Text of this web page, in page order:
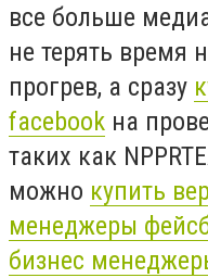
все больше
не терять время
прогрев, а сразу
facebook на
таких как
можно купить
менеджеры
бизнес